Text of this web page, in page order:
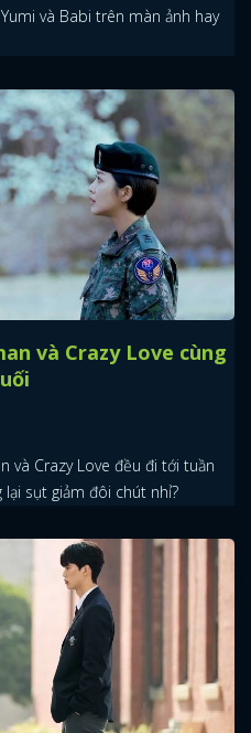
và Babi trên màn ảnh hay
và Crazy Love cùng
và Crazy Love đều đi tới tuần
sụt giảm đôi chút nhỉ?